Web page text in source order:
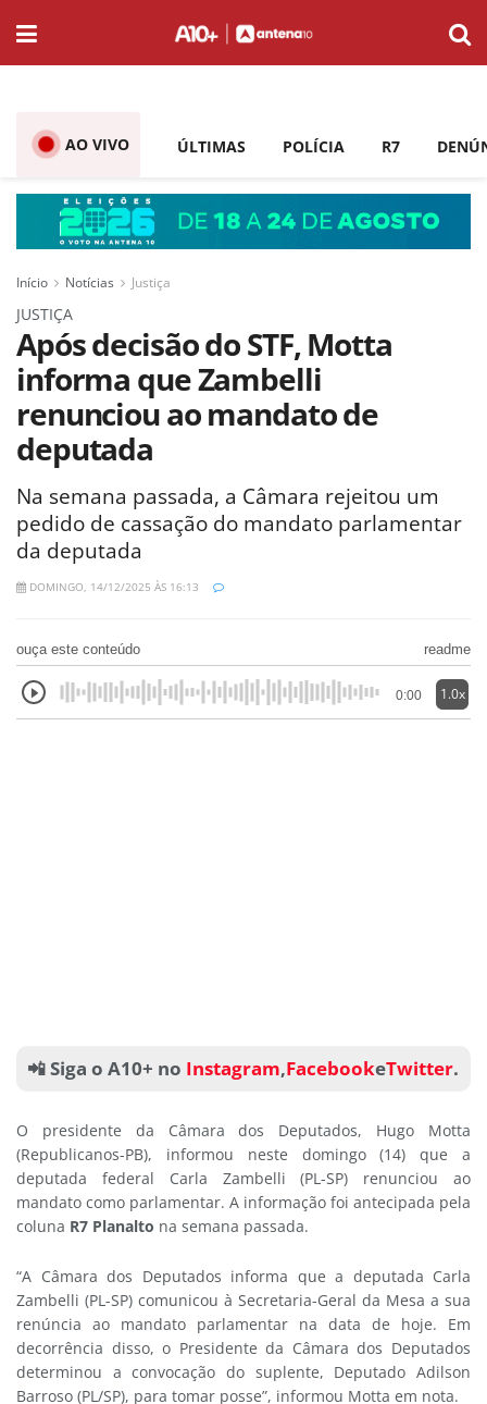
AO VIVO ÚLTIMAS POLÍCIA R7
Início Notícias Justiça
JUSTIÇA
Após decisão do STF, Motta
informa que Zambelli
renunciou ao mandato de
deputada
Na semana passada, a Câmara rejeitou um
pedido de cassação do mandato parlamentar
da deputada
DOMINGO, 14/12/2025 ÀS 16:13
ouça este conteúdo readme
0:00 1.0x
📲 Siga o A10+ no Instagram,FacebookeTwitter.
O presidente da Câmara dos Deputados, Hugo Motta
(Republicanos-PB), informou neste domingo (14) que a
deputada federal Carla Zambelli (PL-SP) renunciou ao
mandato como parlamentar. A informação foi antecipada pela
coluna R7 Planalto na semana passada.
“A Câmara dos Deputados informa que a deputada Carla
Zambelli (PL-SP) comunicou à Secretaria-Geral da Mesa a sua
renúncia ao mandato parlamentar na data de hoje. Em
decorrência disso, o Presidente da Câmara dos Deputados
determinou a convocação do suplente, Deputado Adilson
Barroso (PL/SP), para tomar posse”, informou Motta em nota.